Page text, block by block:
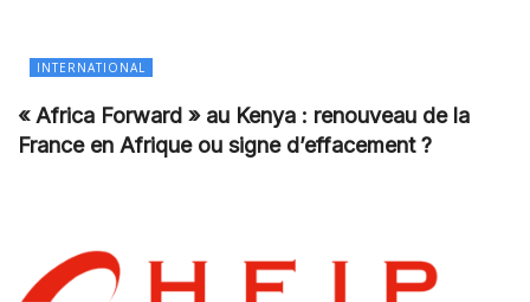
INTERNATIONAL
« Africa Forward » au Kenya : renouveau de la
France en Afrique ou signe d’effacement ?